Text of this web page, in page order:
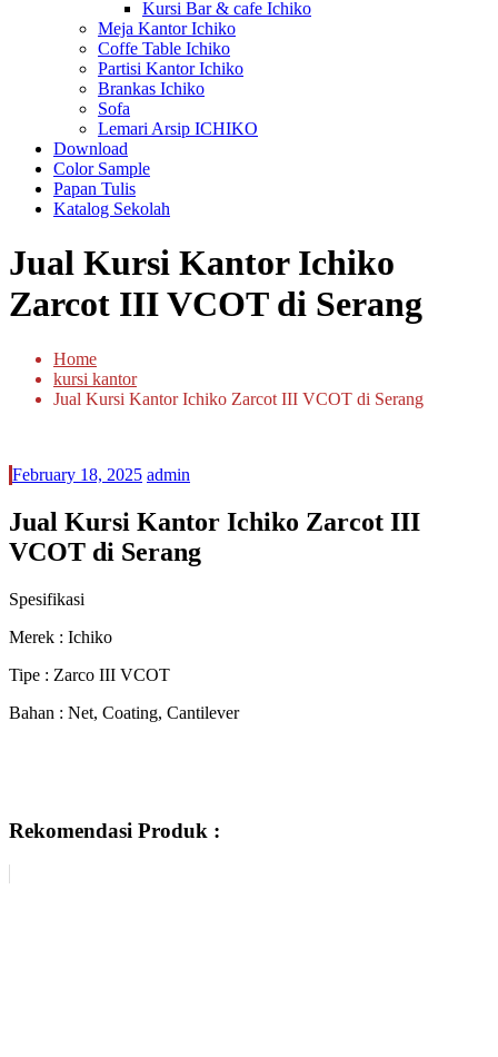
Kursi Bar & cafe Ichiko
Meja Kantor Ichiko
Coffe Table Ichiko
Partisi Kantor Ichiko
Brankas Ichiko
Sofa
Lemari Arsip ICHIKO
Download
Color Sample
Papan Tulis
Katalog Sekolah
Jual Kursi Kantor Ichiko
Zarcot III VCOT di Serang
Home
kursi kantor
Jual Kursi Kantor Ichiko Zarcot III VCOT di Serang
February 18, 2025 admin
Jual Kursi Kantor Ichiko Zarcot III
VCOT di Serang
Spesifikasi
Merek : Ichiko
Tipe : Zarco III VCOT
Bahan : Net, Coating, Cantilever
Rekomendasi Produk :